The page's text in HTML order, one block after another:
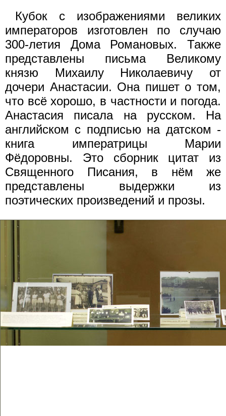
Кубок с изображениями великих
императоров изготовлен по случаю
300-летия Дома Романовых. Также
представлены письма Великому
князю Михаилу Николаевичу от
дочери Анастасии. Она пишет о том,
что всё хорошо, в частности и погода.
Анастасия писала на русском. На
английском с подписью на датском -
книга императрицы Марии
Фёдоровны. Это сборник цитат из
Священного Писания, в нём же
представлены выдержки из
поэтических произведений и прозы.